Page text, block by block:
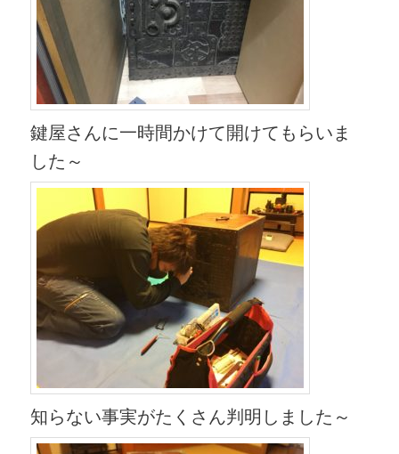
鍵屋さんに一時間かけて開けてもらいま
した～
知らない事実がたくさん判明しました～